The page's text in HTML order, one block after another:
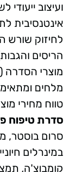
ועיצוב
אינטנסיבית
לחיזוק שורש
הריסים
מוצרי הסדרה
מלחים
טווח מחירי מוצרי
סדרת טיפוח
סרום בוסטר,
במינרלים
קומבוצ'ה,